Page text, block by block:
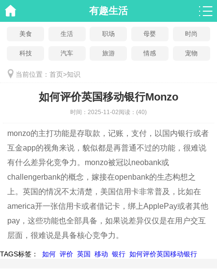
有趣生活
美食 生活 职场 母婴 时尚
科技 汽车 旅游 情感 宠物
当前位置： 首页>知识
如何评价英国移动银行Monzo
时间： 2025-11-02阅读： (40)
monzo的主打功能是存取款，记账，支付，以国内银行或者
互金app的视角来说，貌似都是再普通不过的功能，很难说
有什么差异化竞争力。monzo被冠以neobank或
challengerbank的概念，嫁接在openbank的生态构想之
上。英国的情况不太清楚，美国信用卡非常普及，比如在
america开一张信用卡或者借记卡，绑上ApplePay或者其他
pay，这些功能也全部具备，如果说差异仅仅是在用户交互
层面，很难说是具备核心竞争力。
TAGS标签： 如何 评价 英国 移动 银行 如何评价英国移动银行